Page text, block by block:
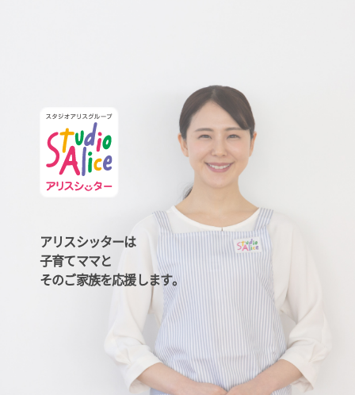
アリスシッターは
子育てママと